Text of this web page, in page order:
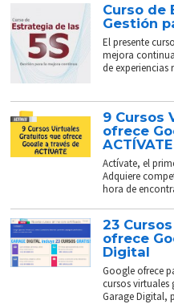
Curso de
Gestión
El presente
mejora
de experiencias
9 Cursos
ofrece
ACTÍVATE
Actívate, el
Adquiere
hora de
23
ofrece
Digital
Google ofrece
cursos virtuales
Garage Digital,